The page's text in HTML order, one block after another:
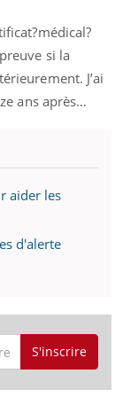
si la
J’ai
ans après…
aider les
d'alerte
S'inscrire